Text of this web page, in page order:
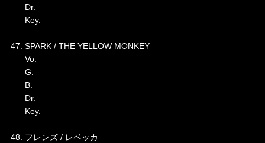
Dr.
Key.
47. SPARK / THE YELLOW MONKEY
Vo.
G.
B.
Dr.
Key.
48. フレンズ / レベッカ